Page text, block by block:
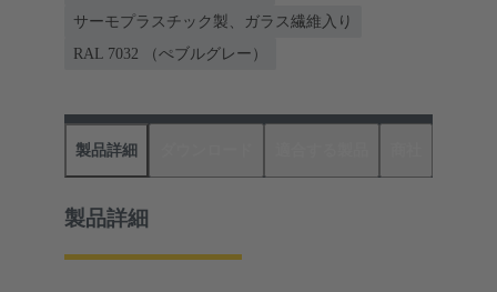
サーモプラスチック製、ガラス繊維入り
RAL 7032 （ぺブルグレー）
製品詳細
製品詳細